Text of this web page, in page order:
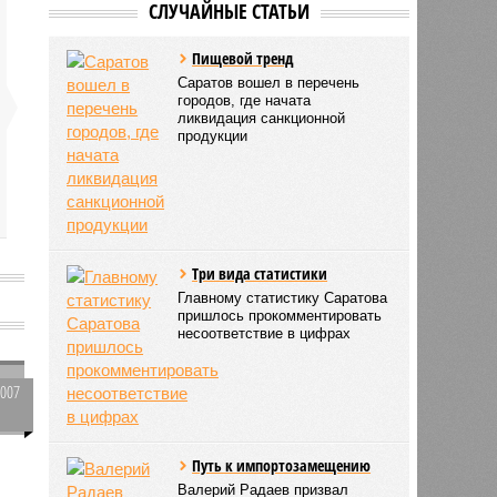
СЛУЧАЙНЫЕ СТАТЬИ
Пищевой тренд
Саратов вошел в перечень
городов, где начата
ликвидация санкционной
продукции
Три вида статистики
Главному статистику Саратова
пришлось прокомментировать
несоответствие в цифрах
Путь к импортозамещению
Валерий Радаев призвал